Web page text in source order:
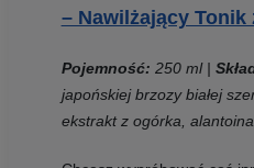
– Nawilżający Tonik
Pojemność: 250 ml |
japońskiej brzozy białej
ekstrakt z ogórka,